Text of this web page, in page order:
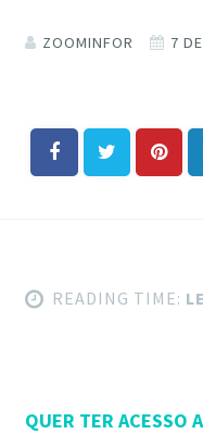
ZOOMINFOR 7
READING TIME:
QUER TER ACESSO